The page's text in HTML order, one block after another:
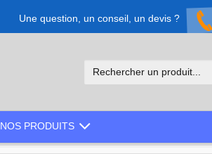
Une question, un conseil, un devis ?
NOS PRODUITS